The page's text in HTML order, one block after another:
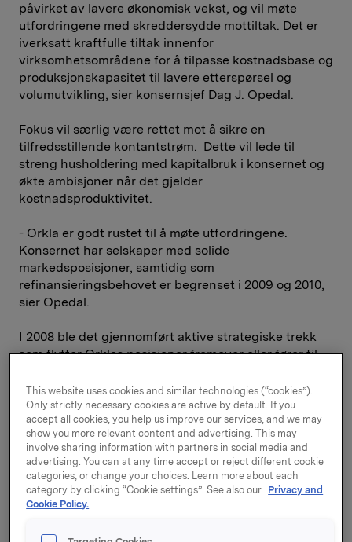
påvirket av lavere økonomisk vekst, og vil møte
utfordringene med skreddersydde mottiltak. Det er
iverksatt kraftfulle tiltak innenfor
virksomhetsområdene for å tilpasse kostnadsbase og
produksjonskapasitet til lavere etterspørsel og
volumutvikling, sier konsernsjef Dag J. Opedal.
Fokus vil særlig være rettet mot å sikre en
tilfredsstillende kontantstrøm. Dette vil lede til
streng husholdering med kapitalbruk i konsernet og
økte ambisjoner når det gjelder
kostnadsproduktivitet.
- Orkla er godt rustet til å møte utfordringene.
Konsernet har selskaper med solide
markedsposisjoner, samtidig som
refinansieringsbehovet er begrenset i 2009 og 2010,
sier Opedal.
I 2008 ble det gjennomført aktive strategiske trekk
som flytter Orklas posisjoner fremover eller fører til
Sapa Profiler og blir dermed 100 prosent eier,
samtidig som Alcoa overtar Orklas eierandel i Elkem
Aluminium. Byttetransaksjonen bidrar til en
forenkling av Orklas struktur og gir konsernet
strategisk kontroll i Sapa.
REC fortsatte sin opprusting teknologisk og
kapasitetsmessig. Elkem Solars fabrikk i Kristiansand
This website uses cookies and similar technologies (“cookies”).
Only strictly necessary cookies are active by default. If you
accept all cookies, you help us improve our services, and we may
show you more relevant content and advertising. This may
involve sharing information with partners in social media and
advertising. You can at any time accept or reject different cookie
categories, or change your choices. Learn more about each
category by clicking “Cookie settings”. See also our Privacy and
Cookie Policy.